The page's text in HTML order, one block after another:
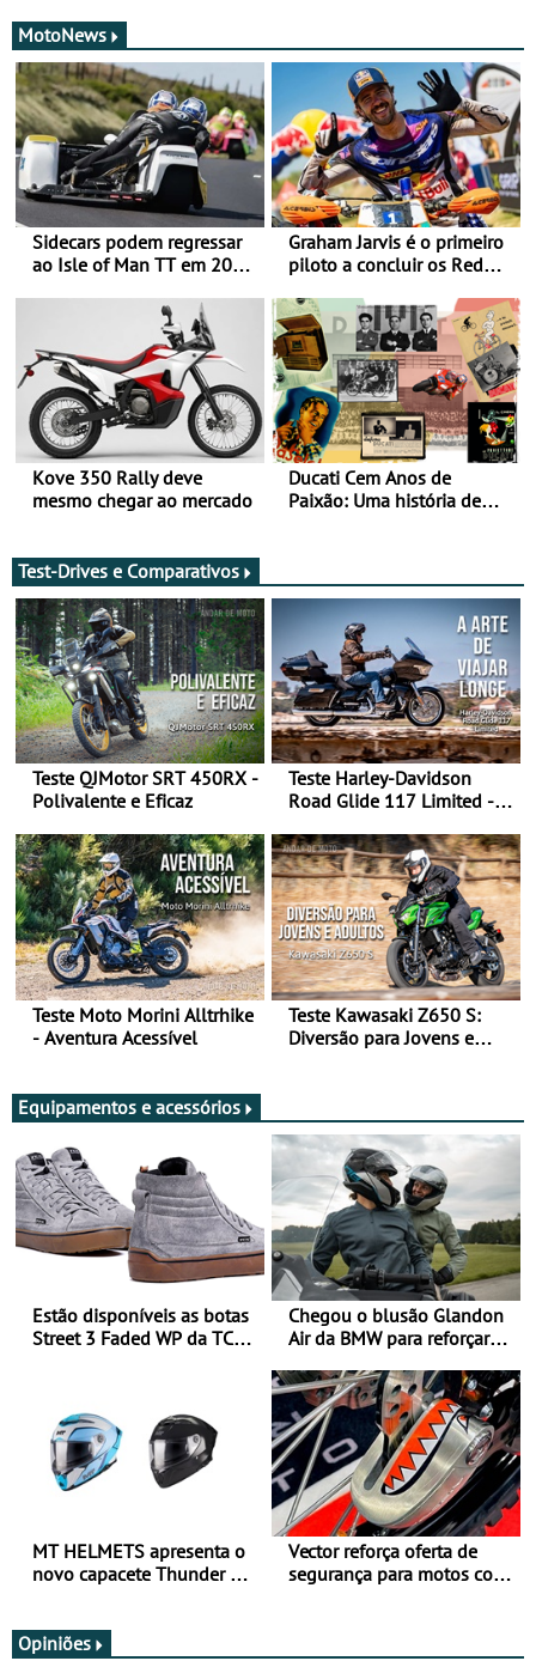
MotoNews
Sidecars podem regressar
ao Isle of Man TT em 2027
Graham Jarvis é o primeiro
piloto a concluir os Red
moto elétrica
Kove 350 Rally deve
mesmo chegar ao mercado
Ducati Cem Anos de
Paixão: Uma história de
Test-Drives e Comparativos
Teste QJMotor SRT 450RX -
Polivalente e Eficaz
Teste Harley-Davidson
Road Glide 117 Limited - A
Teste Moto Morini Alltrhike
- Aventura Acessível
Teste Kawasaki Z650 S:
Diversão para Jovens e
Equipamentos e acessórios
Estão disponíveis as botas
Street 3 Faded WP da TCX
Chegou o blusão Glandon
Air da BMW para reforçar
verão
MT HELMETS apresenta o
novo capacete Thunder 4 R
Vector reforça oferta de
segurança para motos com
Opiniões